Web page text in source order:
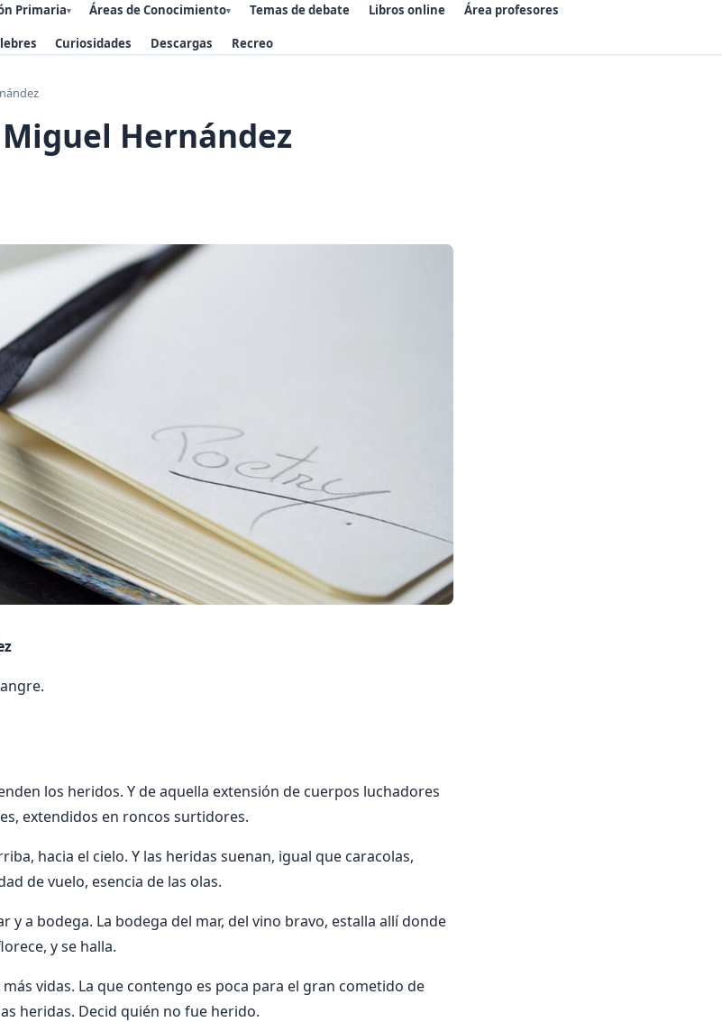
Primaria▾ Áreas de Conocimiento▾ Temas de debate Libros online Área profesores
Curiosidades Descargas Recreo
Miguel Hernández
los heridos. Y de aquella extensión de cuerpos luchadores
extendidos en roncos surtidores.
hacia el cielo. Y las heridas suenan, igual que caracolas,
de vuelo, esencia de las olas.
y a bodega. La bodega del mar, del vino bravo, estalla allí donde
y se halla.
vidas. La que contengo es poca para el gran cometido de
heridas. Decid quién no fue herido.